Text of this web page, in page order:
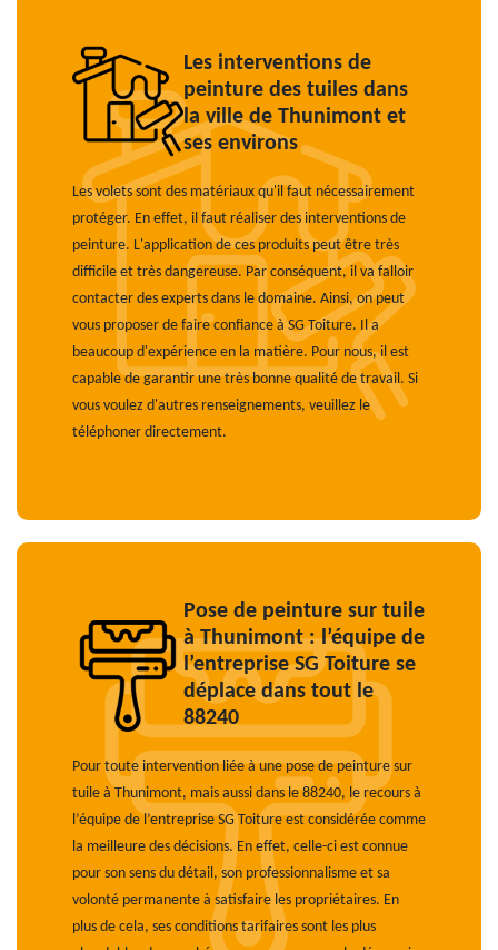
Les interventions de
peinture des tuiles dans
la ville de Thunimont et
ses environs
Les volets sont des matériaux qu'il faut nécessairement
protéger. En effet, il faut réaliser des interventions de
peinture. L'application de ces produits peut être très
difficile et très dangereuse. Par conséquent, il va falloir
contacter des experts dans le domaine. Ainsi, on peut
vous proposer de faire confiance à SG Toiture. Il a
beaucoup d'expérience en la matière. Pour nous, il est
capable de garantir une très bonne qualité de travail. Si
vous voulez d'autres renseignements, veuillez le
téléphoner directement.
Pose de peinture sur tuile
à Thunimont : l’équipe de
l’entreprise SG Toiture se
déplace dans tout le
88240
Pour toute intervention liée à une pose de peinture sur
tuile à Thunimont, mais aussi dans le 88240, le recours à
l’équipe de l’entreprise SG Toiture est considérée comme
la meilleure des décisions. En effet, celle-ci est connue
pour son sens du détail, son professionnalisme et sa
volonté permanente à satisfaire les propriétaires. En
plus de cela, ses conditions tarifaires sont les plus